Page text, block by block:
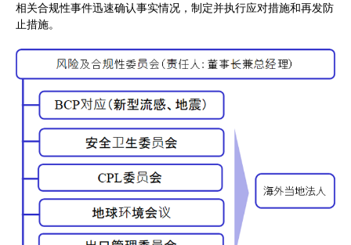
相关合规性事件迅速确认事实情况，制定并执行应对措施和再发防
止措施。